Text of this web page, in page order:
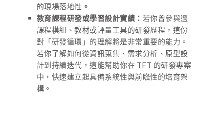
的現場落地性 。
教育課程研發或學習設計實績： 若你曾參與過
課程模組、教材或評量工具的研發歷程，這份
對「研發循環」的理解將是非常重要的能力。
若你了解如何從資訊蒐集、需求分析、原型設
計到持續迭代，這能幫助你在 TFT 的研發專案
中，快速建立起具備系統性與前瞻性的培育架
構。